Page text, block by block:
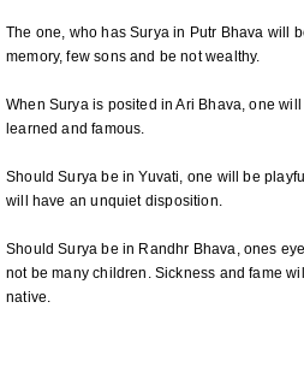
The one, who has Surya in Putr Bhava will
memory, few sons and be not wealthy.
When Surya is posited in Ari Bhava, one
learned and famous.
Should Surya be in Yuvati, one will be
will have an unquiet disposition.
Should Surya be in Randhr Bhava, ones
not be many children. Sickness and fame
native.